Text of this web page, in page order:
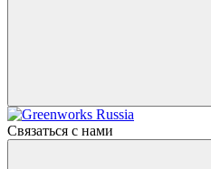
Связаться с нами